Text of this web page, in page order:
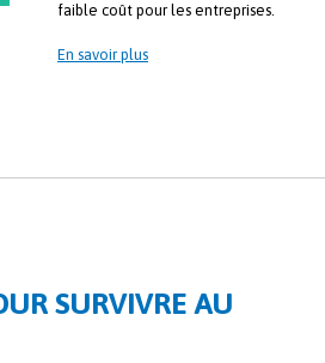
faible coût pour les entreprises.
En savoir plus
SURVIVRE AU